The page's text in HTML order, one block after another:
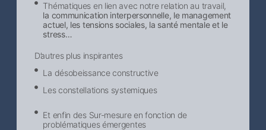
Thématiques en lien avec notre relation au travail,
la communication interpersonnelle, le management
actuel, les tensions sociales, la santé mentale et le
stress…
D’autres plus inspirantes
La désobeissance constructive
Les constellations systemiques
Et enfin des Sur-mesure en fonction de
problématiques émergentes